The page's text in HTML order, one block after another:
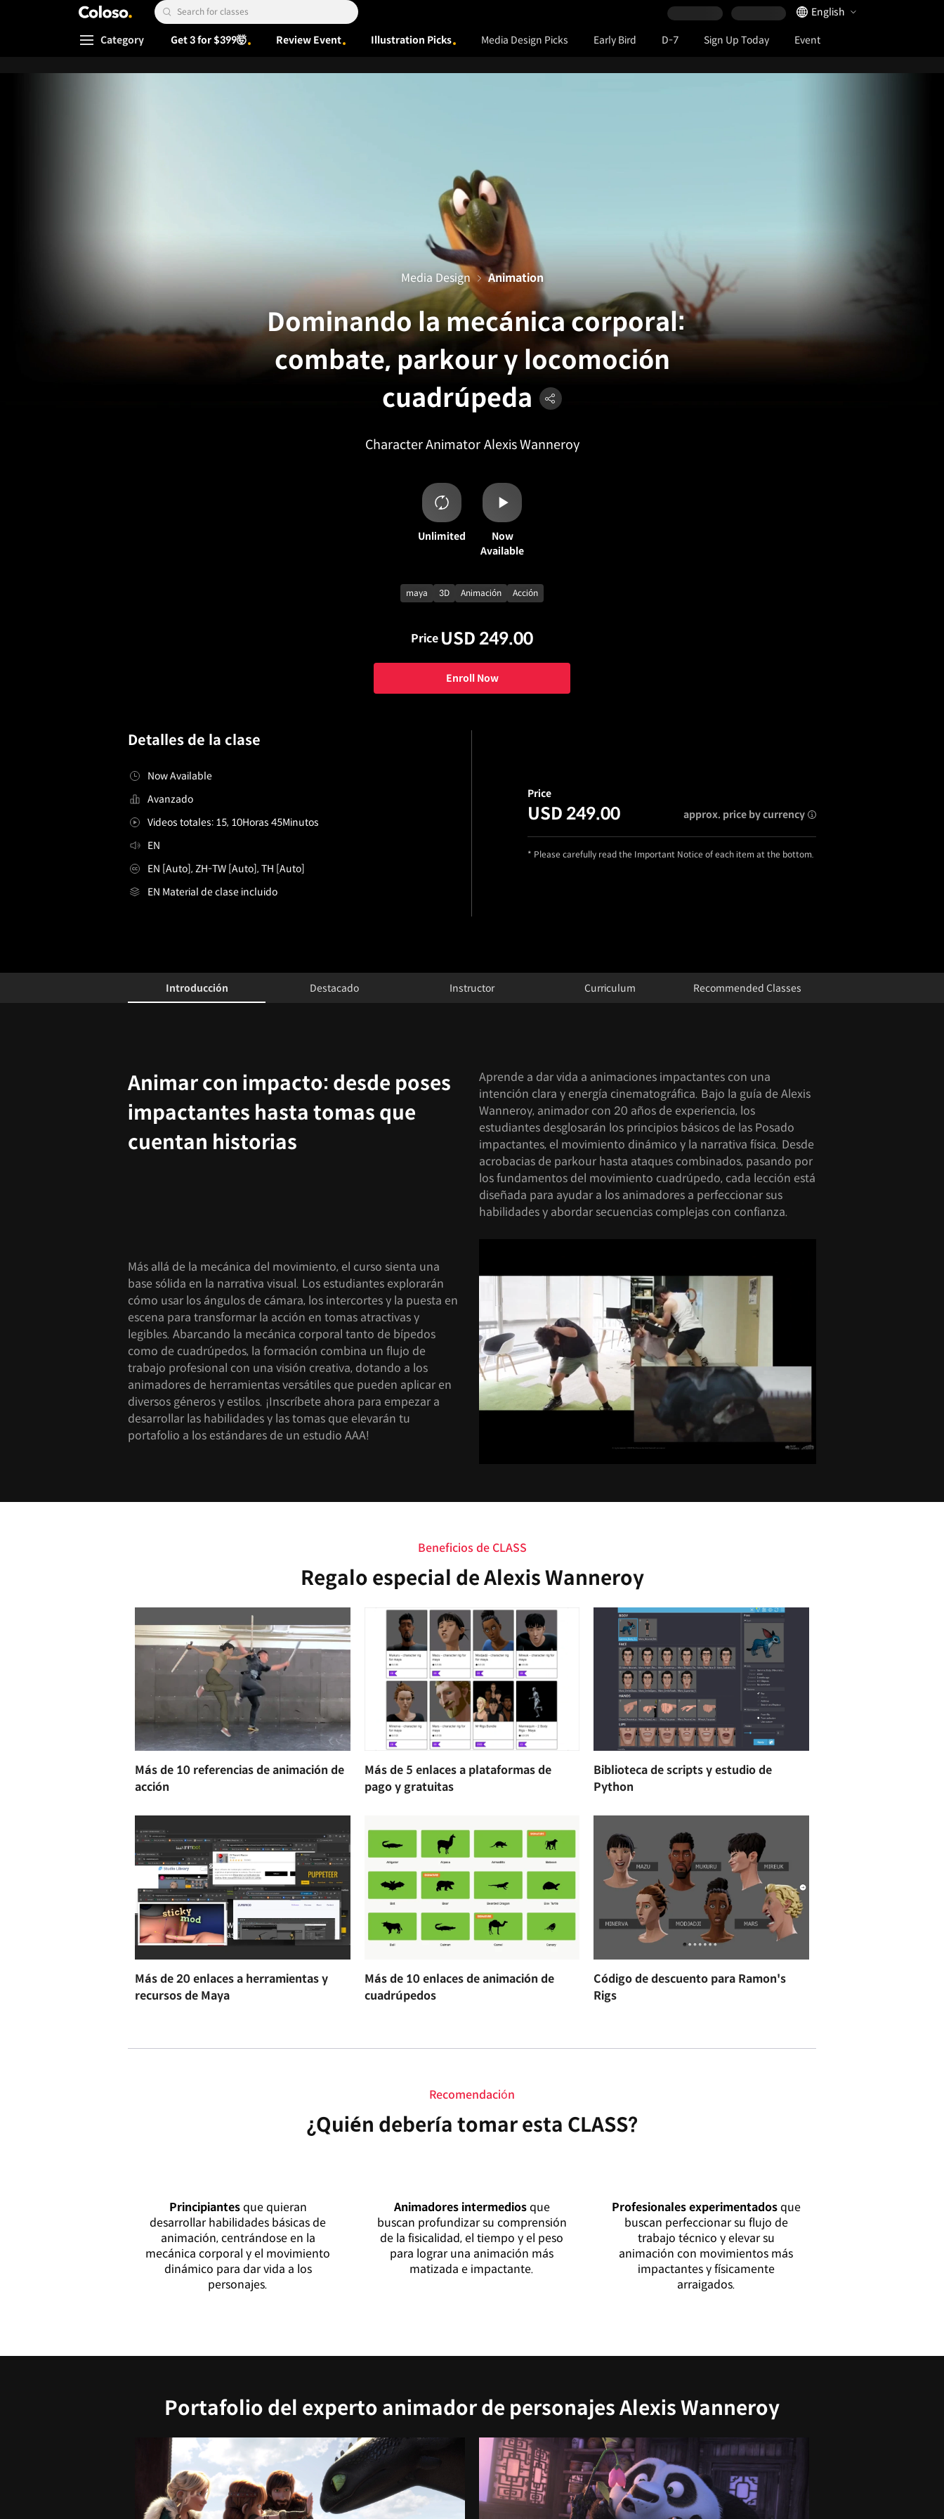
Coloso. Search Input
Language Selector
English
Coloso Menu
Category Get 3 for $399🤯 Review Event Illustration Picks Media Design Picks Early Bird D-7 Sign Up Today Event
Dominando la mecánica corporal:
combate, parkour y locomoción
cuadrúpeda
Character Animator Alexis Wanneroy
Media Design Animation
Unlimited
Now
Available
maya 3D Animación Acción
Price USD 249.00
Enroll Now
Detalles de la clase
Now Available
Avanzado
Videos totales: 15, 10Horas 45Minutos
EN
EN [Auto], ZH-TW [Auto], TH [Auto]
EN Material de clase incluido
Price
USD 249.00 approx. price by currency
* Please carefully read the Important Notice of each item at the bottom.
Configuration Information ShortcutsIntroducción Destacado Instructor Curriculum
Recommended Classes
Animar con impacto: desde poses
impactantes hasta tomas que
cuentan historias
Aprende a dar vida a animaciones impactantes con una
intención clara y energía cinematográfica. Bajo la guía de Alexis
Wanneroy, animador con 20 años de experiencia, los
estudiantes desglosarán los principios básicos de las Posado
impactantes, el movimiento dinámico y la narrativa física. Desde
acrobacias de parkour hasta ataques combinados, pasando por
los fundamentos del movimiento cuadrúpedo, cada lección está
diseñada para ayudar a los animadores a perfeccionar sus
habilidades y abordar secuencias complejas con confianza.
Más allá de la mecánica del movimiento, el curso sienta una
base sólida en la narrativa visual. Los estudiantes explorarán
cómo usar los ángulos de cámara, los intercortes y la puesta en
escena para transformar la acción en tomas atractivas y
legibles. Abarcando la mecánica corporal tanto de bípedos
como de cuadrúpedos, la formación combina un flujo de
trabajo profesional con una visión creativa, dotando a los
animadores de herramientas versátiles que pueden aplicar en
diversos géneros y estilos. ¡Inscríbete ahora para empezar a
desarrollar las habilidades y las tomas que elevarán tu
portafolio a los estándares de un estudio AAA!
Beneficios de CLASS
Regalo especial de Alexis Wanneroy
Más de 10 referencias de animación de
acción
Más de 5 enlaces a plataformas de
pago y gratuitas
Biblioteca de scripts y estudio de
Python
Más de 20 enlaces a herramientas y
recursos de Maya
Más de 10 enlaces de animación de
cuadrúpedos
Código de descuento para Ramon's
Rigs
Recomendación
¿Quién debería tomar esta CLASS?
Principiantesque quieran
desarrollar habilidades básicas de
animación, centrándose en la
mecánica corporal y el movimiento
dinámico para dar vida a los
personajes.
Animadores intermediosque
buscan profundizar su comprensión
de la fisicalidad, el tiempo y el peso
para lograr una animación más
matizada e impactante.
Profesionales experimentadosque
buscan perfeccionar su flujo de
trabajo técnico y elevar su
animación con movimientos más
impactantes y físicamente
arraigados.
Portafolio del experto animador de personajes Alexis Wanneroy